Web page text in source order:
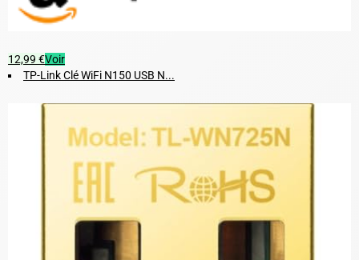
12,99 €Voir
TP-Link Clé WiFi N150 USB N...